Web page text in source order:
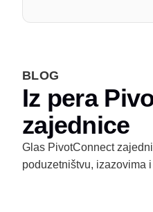
BLOG
Iz pera
zajednice
Glas PivotConnect
poduzetništvu, izazovima